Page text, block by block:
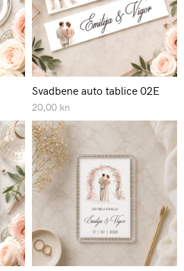
Svadbene auto tablice 02E
20,00 kn